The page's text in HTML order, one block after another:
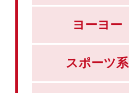
ヨーヨー
スポーツ系